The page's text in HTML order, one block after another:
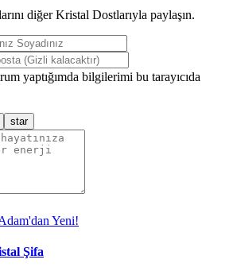
diğer Kristal Dostlarıyla paylaşın.
yaptığımda bilgilerimi bu tarayıcıda
star
Yeni!
Şifa